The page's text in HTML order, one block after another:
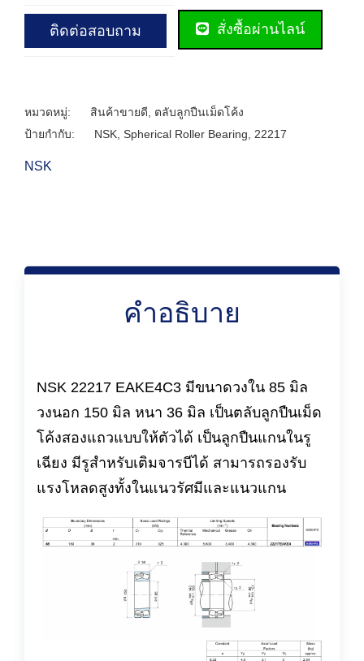
ติดต่อสอบถาม สั่งซื้อผ่านไลน์
หมวดหมู่: สินค้าขายดี
ตลับลูกปืนเม็ดโค้ง
ป้ายกำกับ:
NSK Spherical Roller Bearing 22217
NSK
คำอธิบาย
NSK 22217 EAKE4C3 มีขนาดวงใน 85 มิล
วงนอก 150 มิล หนา 36 มิล เป็นตลับลูกปืนเม็ด
โค้งสองแถวแบบให้ตัวได้ เป็นลูกปืนแกนในรู
เฉียง มีรูสำหรับเติมจารบีได้ สามารถรองรับ
แรงโหลดสูงทั้งในแนวรัศมีและแนวแกน